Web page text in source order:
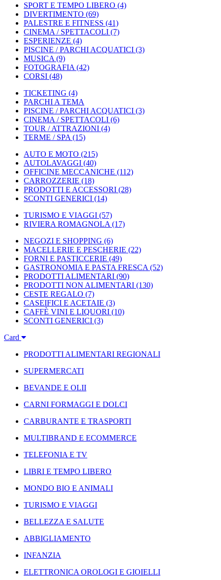
SPORT E TEMPO LIBERO (4)
DIVERTIMENTO (69)
PALESTRE E FITNESS (41)
CINEMA / SPETTACOLI (7)
ESPERIENZE (4)
PISCINE / PARCHI ACQUATICI (3)
MUSICA (9)
FOTOGRAFIA (42)
CORSI (48)
TICKETING (4)
PARCHI A TEMA
PISCINE / PARCHI ACQUATICI (3)
CINEMA / SPETTACOLI (6)
TOUR / ATTRAZIONI (4)
TERME / SPA (15)
AUTO E MOTO (215)
AUTOLAVAGGI (40)
OFFICINE MECCANICHE (112)
CARROZZERIE (18)
PRODOTTI E ACCESSORI (28)
SCONTI GENERICI (14)
TURISMO E VIAGGI (57)
RIVIERA ROMAGNOLA (17)
NEGOZI E SHOPPING (6)
MACELLERIE E PESCHERIE (22)
FORNI E PASTICCERIE (49)
GASTRONOMIA E PASTA FRESCA (52)
PRODOTTI ALIMENTARI (90)
PRODOTTI NON ALIMENTARI (130)
CESTE REGALO (7)
CASEIFICI E ACETAIE (3)
CAFFÈ VINI E LIQUORI (10)
SCONTI GENERICI (3)
Card
PRODOTTI ALIMENTARI REGIONALI
SUPERMERCATI
BEVANDE E OLII
CARNI FORMAGGI E DOLCI
CARBURANTE E TRASPORTI
MULTIBRAND E ECOMMERCE
TELEFONIA E TV
LIBRI E TEMPO LIBERO
MONDO BIO E ANIMALI
TURISMO E VIAGGI
BELLEZZA E SALUTE
ABBIGLIAMENTO
INFANZIA
ELETTRONICA OROLOGI E GIOIELLI